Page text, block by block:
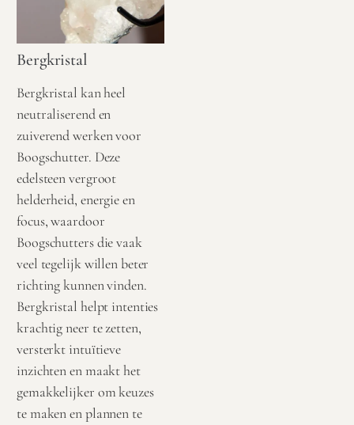
Bergkristal
Bergkristal kan heel
neutraliserend en
zuiverend werken voor
Boogschutter. Deze
edelsteen vergroot
helderheid, energie en
focus, waardoor
Boogschutters die vaak
veel tegelijk willen beter
richting kunnen vinden.
Bergkristal helpt intenties
krachtig neer te zetten,
versterkt intuïtieve
inzichten en maakt het
gemakkelijker om keuzes
te maken en plannen te